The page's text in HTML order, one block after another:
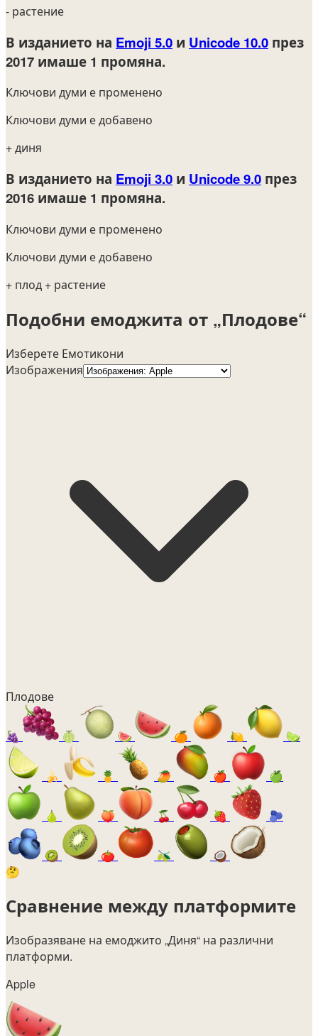
- растение
В изданието на Emoji 5.0 и Unicode 10.0 през
2017 имаше 1 промяна.
Ключови думи е променено
Ключови думи е добавено
+ диня
В изданието на Emoji 3.0 и Unicode 9.0 през
2016 имаше 1 промяна.
Ключови думи е променено
Ключови думи е добавено
+ плод + растение
Подобни емоджита от „Плодове“
Изберете Емотикони
Изображения
Плодове
🍇 🍈 🍉 🍊 🍋 🍋‍🟩
🍌 🍍 🥭 🍎 🍏
🍐 🍑 🍒 🍓 🫐
🥝 🍅 🫒
🥥
🤔
Сравнение между платформите
Изобразяване на емоджито „Диня“ на различни
платформи.
Apple